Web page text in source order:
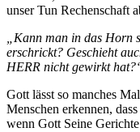
unser Tun Rechenschaft
„Kann man in das Horn
erschrickt? Geschieht
HERR nicht gewirkt
Gott lässt so manches
Menschen erkennen,
wenn Gott Seine